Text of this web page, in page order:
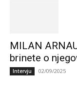
MILAN
brinete o
Intervju 02/09/2025